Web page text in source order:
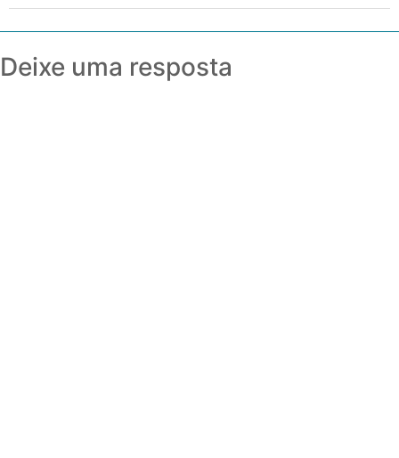
Deixe uma resposta